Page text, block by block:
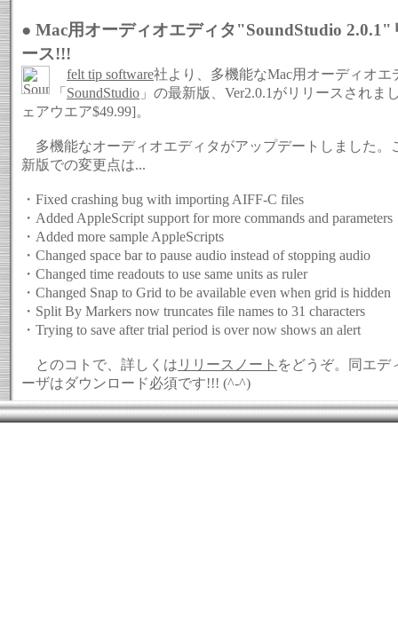
● Mac用オーディオエディタ"SoundStudio 2.0.1"
ース!!!
felt tip software社より、多機能なMac用オーディオエ
「 SoundStudio 」の最新版、Ver2.0.1がリリースされま
ェアウエア$49.99]。
多機能なオーディオエディタがアップデートしました。
新版での変更点は...
・Fixed crashing bug with importing AIFF-C files
・Added AppleScript support for more commands and parameters
・Added more sample AppleScripts
・Changed space bar to pause audio instead of stopping audio
・Changed time readouts to use same units as ruler
・Changed Snap to Grid to be available even when grid is hidden
・Split By Markers now truncates file names to 31 characters
・Trying to save after trial period is over now shows an alert
とのコトで、詳しくは リリースノート をどうぞ。同エデ
ーザはダウンロード必須です!!! (^-^)